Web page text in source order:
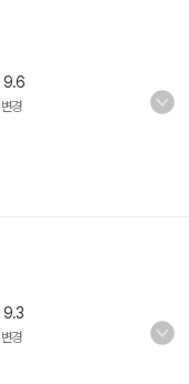
9.6
변경
9.3
변경